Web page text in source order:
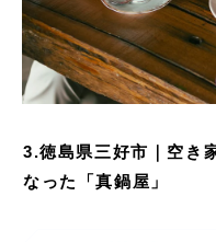
3.徳島県三好市｜空き
なった「真鍋屋」